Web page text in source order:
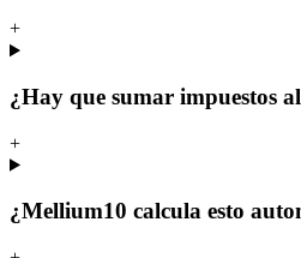
+
¿Hay que sumar impuestos
+
¿Mellium10 calcula esto